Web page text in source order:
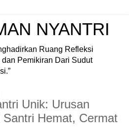
NYANTRI
Ruang Refleksi
Pemikiran Dari Sudut
Unik: Urusan
Santri Hemat, Cermat